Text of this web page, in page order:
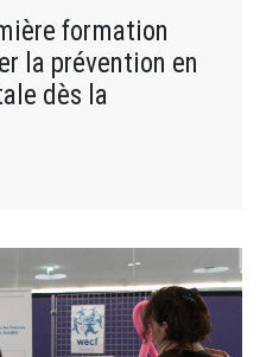
formation
la prévention en
dès la